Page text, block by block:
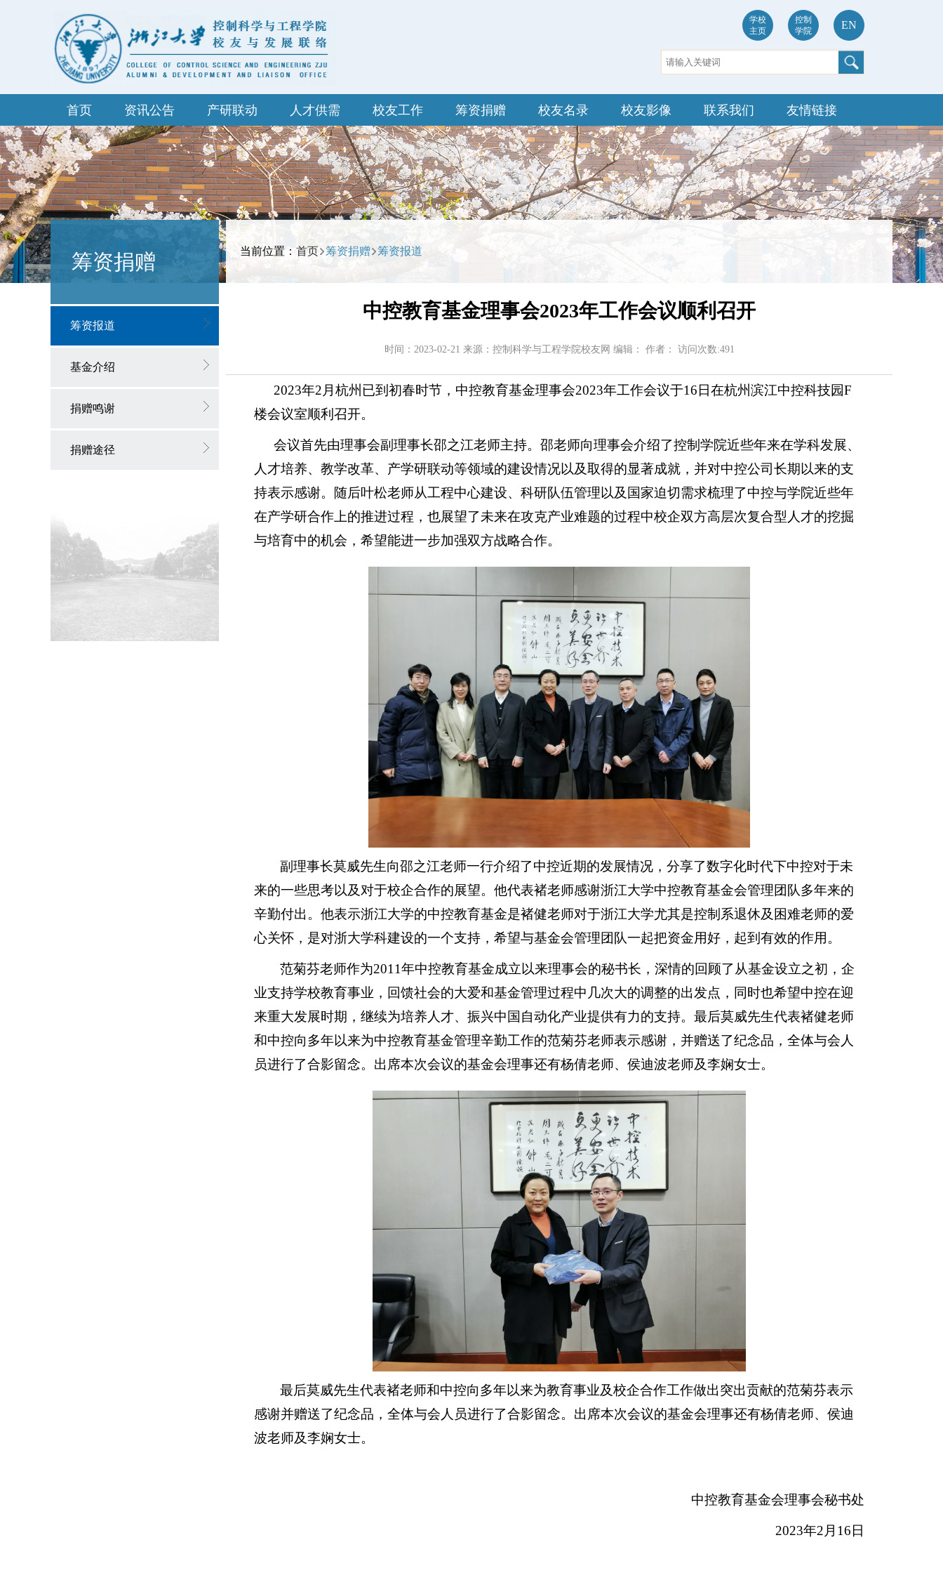
学校
主页
控制
学院
EN
首页 资讯公告 产研联动 人才供需 校友工作 筹资捐赠 校友名录 校友影像 联系我们 友情链接
筹资捐赠
筹资报道
基金介绍
捐赠鸣谢
捐赠途径
当前位置： 首页 筹资捐赠 筹资报道
中控教育基金理事会2023年工作会议顺利召开
时间：2023-02-21 来源：控制科学与工程学院校友网 编辑： 作者： 访问次数:491
2023年2月杭州已到初春时节，中控教育基金理事会2023年工作会议于16日在杭州滨江中控科技园F
楼会议室顺利召开。
会议首先由理事会副理事长邵之江老师主持。邵老师向理事会介绍了控制学院近些年来在学科发展、
人才培养、教学改革、产学研联动等领域的建设情况以及取得的显著成就，并对中控公司长期以来的支
持表示感谢。随后叶松老师从工程中心建设、科研队伍管理以及国家迫切需求梳理了中控与学院近些年
在产学研合作上的推进过程，也展望了未来在攻克产业难题的过程中校企双方高层次复合型人才的挖掘
与培育中的机会，希望能进一步加强双方战略合作。
副理事长莫威先生向邵之江老师一行介绍了中控近期的发展情况，分享了数字化时代下中控对于未
来的一些思考以及对于校企合作的展望。他代表褚老师感谢浙江大学中控教育基金会管理团队多年来的
辛勤付出。他表示浙江大学的中控教育基金是褚健老师对于浙江大学尤其是控制系退休及困难老师的爱
心关怀，是对浙大学科建设的一个支持，希望与基金会管理团队一起把资金用好，起到有效的作用。
范菊芬老师作为2011年中控教育基金成立以来理事会的秘书长，深情的回顾了从基金设立之初，企
业支持学校教育事业，回馈社会的大爱和基金管理过程中几次大的调整的出发点，同时也希望中控在迎
来重大发展时期，继续为培养人才、振兴中国自动化产业提供有力的支持。最后莫威先生代表褚健老师
和中控向多年以来为中控教育基金管理辛勤工作的范菊芬老师表示感谢，并赠送了纪念品，全体与会人
员进行了合影留念。出席本次会议的基金会理事还有杨倩老师、侯迪波老师及李娴女士。
最后莫威先生代表褚老师和中控向多年以来为教育事业及校企合作工作做出突出贡献的范菊芬表示
感谢并赠送了纪念品，全体与会人员进行了合影留念。出席本次会议的基金会理事还有杨倩老师、侯迪
波老师及李娴女士。
中控教育基金会理事会秘书处
2023年2月16日